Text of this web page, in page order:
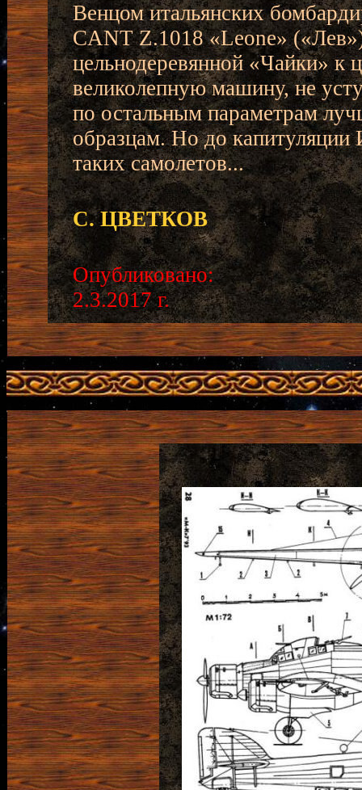
Венцом итальянских
CANT Z.1018 «Leone»
цельнодеревянной «Чайки» к
великолепную машину, не
по остальным параметрам
образцам. Но до капитуляции
таких самолетов...
С. ЦВЕТКОВ
Опубликовано:
2.3.2017 г.